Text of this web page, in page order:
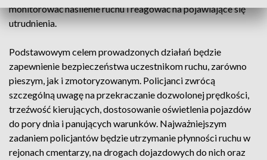
monitorować nasilenie ruchu i reagować na pojawiające się
utrudnienia.
Podstawowym celem prowadzonych działań będzie
zapewnienie bezpieczeństwa uczestnikom ruchu, zarówno
pieszym, jak i zmotoryzowanym. Policjanci zwrócą
szczególną uwagę na przekraczanie dozwolonej prędkości,
trzeźwość kierujących, dostosowanie oświetlenia pojazdów
do pory dnia i panujących warunków. Najważniejszym
zadaniem policjantów będzie utrzymanie płynności ruchu w
rejonach cmentarzy, na drogach dojazdowych do nich oraz